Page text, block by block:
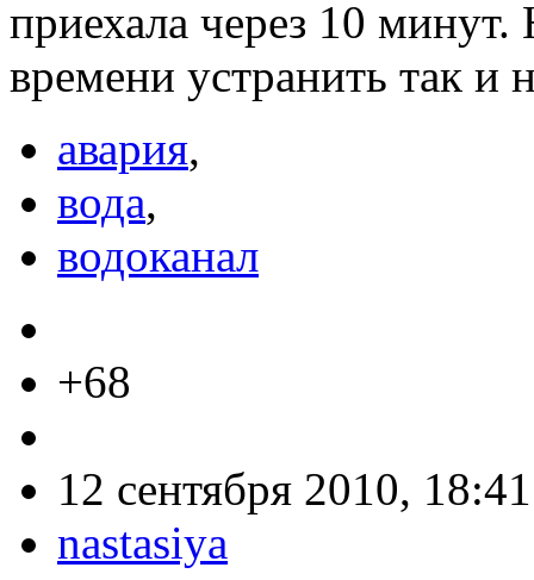
приехала через 10
времени устранить так и
авария,
вода,
водоканал
+68
12 сентября 2010, 18:41
nastasiya